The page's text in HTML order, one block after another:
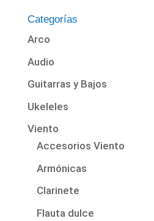
Categorías
Arco
Audio
Guitarras y Bajos
Ukeleles
Viento
Accesorios Viento
Armónicas
Clarinete
Flauta dulce